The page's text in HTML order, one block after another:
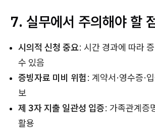
7. 실무에서 주의해야 할
시의적 신청 중요: 시간 경과에 따라
수 있음
증빙자료 미비 위험 : 계약서·영수증·
보
제 3자 지출 일관성 입증: 가족관계증
활용